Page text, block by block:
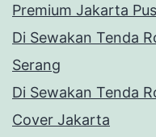
Premium Jakarta
Di Sewakan Tenda
Serang
Di Sewakan Tenda
Cover Jakarta